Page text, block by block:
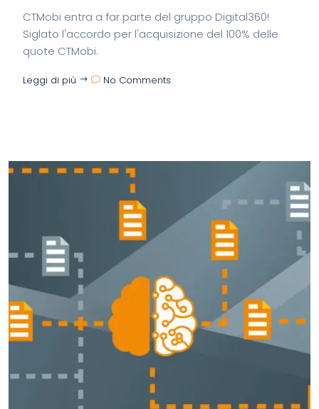
CTMobi entra a far parte del gruppo Digital360!
Siglato l'accordo per l'acquisizione del 100% delle
quote CTMobi.
Leggi di più No Comments